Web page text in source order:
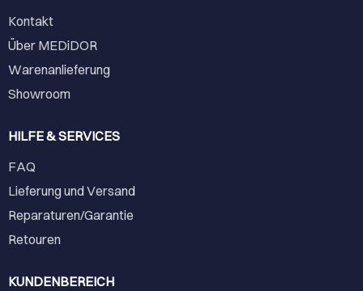
Kontakt
Über MEDiDOR
Warenanlieferung
Showroom
HILFE & SERVICES
FAQ
Lieferung und Versand
Reparaturen/Garantie
Retouren
KUNDENBEREICH